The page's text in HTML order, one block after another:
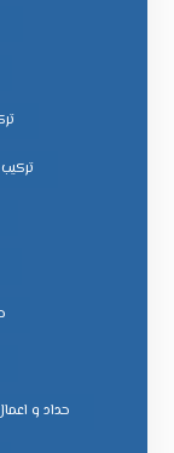
حداد و